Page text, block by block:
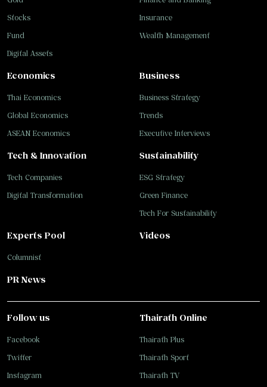
Stocks
Fund
Digital Assets
Insurance
Wealth Management
Business
Business Strategy
Trends
Executive Interviews
Tech & Innovation
Tech Companies
Digital Transformation
Sustainability
ESG Strategy
Green Finance
Tech For Sustainability
Economics
Thai Economics
Global Economics
ASEAN Economics
Experts Pool
Columnist
Videos
PR News
Follow us
Facebook
Twitter
Instagram
Thairath Online
Thairath Plus
Thairath Sport
Thairath TV